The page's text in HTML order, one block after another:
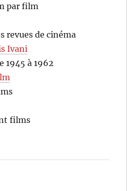
par film
revues de cinéma
Ivani
1945 à 1962
films